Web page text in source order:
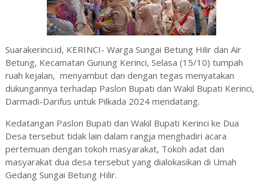
Suarakerinci.id, KERINCI- Warga Sungai Betung Hilir dan Air
Betung, Kecamatan Gunung Kerinci, Selasa (15/10) tumpah
ruah kejalan, menyambut dan dengan tegas menyatakan
dukungannya terhadap Paslon Bupati dan Wakil Bupati Kerinci,
Darmadi-Darifus untuk Pilkada 2024 mendatang.
Kedatangan Paslon Bupati dan Wakil Bupati Kerinci ke Dua
Desa tersebut tidak lain dalam rangja menghadiri acara
pertemuan dengan tokoh masyarakat, Tokoh adat dan
masyarakat dua desa tersebut yang dialokasikan di Umah
Gedang Sungai Betung Hilir.